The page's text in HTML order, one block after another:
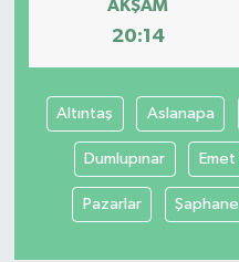
AKŞAM
20:14
Altıntaş Aslanapa
Dumlupınar Emet
Pazarlar Şaphane